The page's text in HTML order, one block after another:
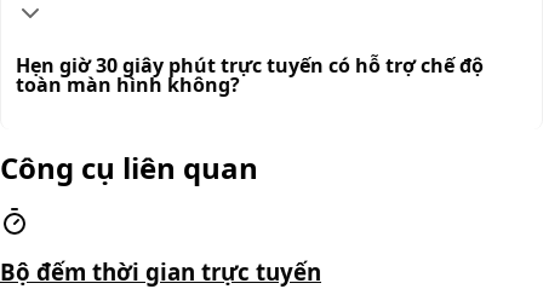
Hẹn giờ 30 giây phút trực tuyến có hỗ trợ chế độ
toàn màn hình không?
Công cụ liên quan
Bộ đếm thời gian trực tuyến